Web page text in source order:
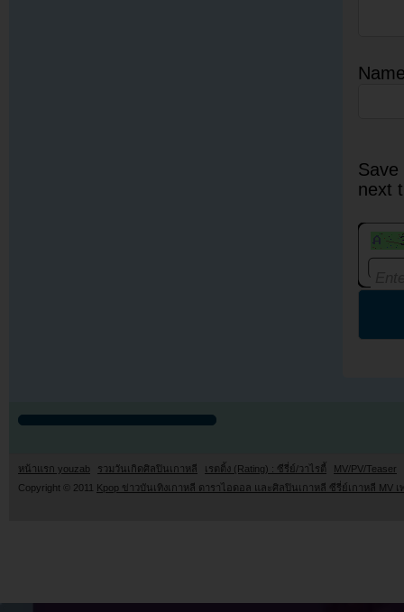
next
หน้าแรก youzab รวมวันเกิดศิลปินเกาหลี เรตติ้ง (Rating) : ซีรี่ย์/วาไรตี้
MV/PV/Teaser
Copyright © 2011 Kpop ข่าวบันเทิงเกาหลี ดาราไอดอล และศิลปินเกาหลี ซีรี่ย์เกาหลี MV